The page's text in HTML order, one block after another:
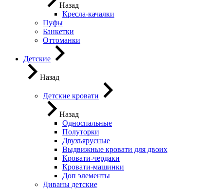
Назад
Кресла-качалки
Пуфы
Банкетки
Оттоманки
Детские
Назад
Детские кровати
Назад
Односпальные
Полуторки
Двухъярусные
Выдвижные кровати для двоих
Кровати-чердаки
Кровати-машинки
Доп элементы
Диваны детские